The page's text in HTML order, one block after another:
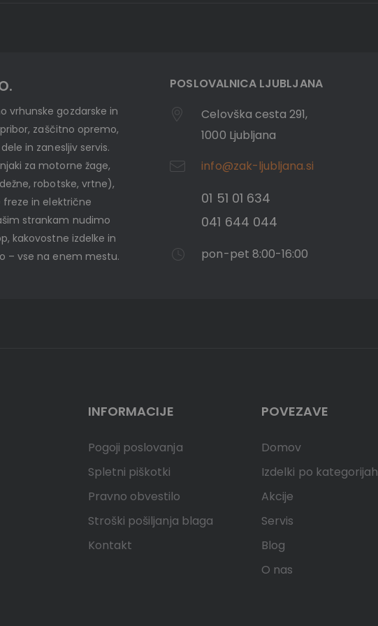
vrhunske gozdarske in
zaščitno opremo,
in zanesljiv servis.
za motorne žage,
robotske, vrtne),
freze in električne
strankam nudimo
kakovostne izdelke in
– vse na enem mestu.
POSLOVALNICA LJUBLJANA
Celovška cesta 291,
1000 Ljubljana
info@zak-ljubljana.si
01 51 01 634
041 644 044
pon-pet 8:00-16:00
INFORMACIJE
Pogoji poslovanja
Spletni piškotki
Pravno obvestilo
Stroški pošiljanja blaga
Kontakt
POVEZAVE
Domov
Izdelki po kategorijah
Akcije
Servis
Blog
O nas